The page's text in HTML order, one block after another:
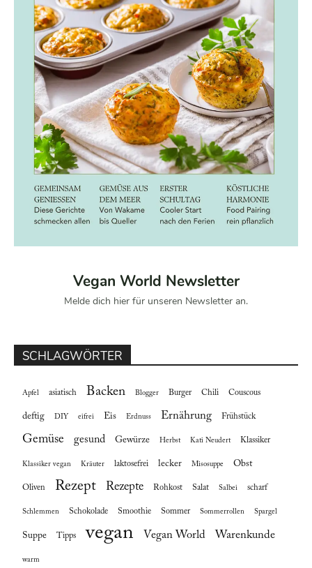
Vegan World Newsletter
Melde dich hier für unseren Newsletter an.
SCHLAGWÖRTER
Apfel asiatisch Backen Blogger Burger Chili Couscous
deftig DIY eifrei Eis Erdnuss Ernährung Frühstück
Gemüse gesund Gewürze Herbst Kati Neudert Klassiker
Klassiker vegan Kräuter laktosefrei lecker Misosuppe Obst
Oliven Rezept Rezepte Rohkost Salat Salbei scharf
Schlemmen Schokolade Smoothie Sommer Sommerrollen Spargel
Suppe Tipps vegan Vegan World Warenkunde
warm